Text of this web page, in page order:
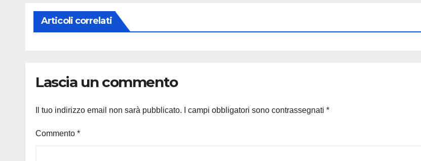
Articoli correlati
Lascia un commento
Il tuo indirizzo email non sarà pubblicato. I campi obbligatori sono contrassegnati *
Commento *